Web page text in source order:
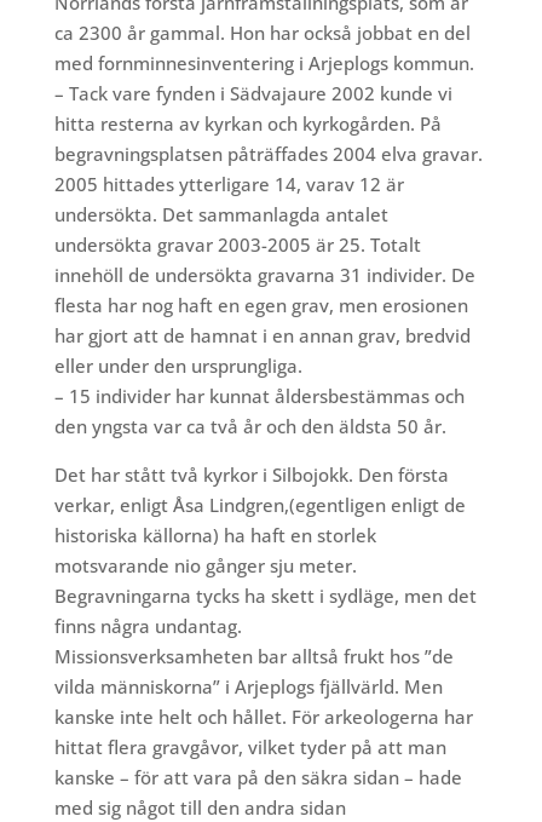
ca 2300 år gammal. Hon har också jobbat en del
med fornminnesinventering i Arjeplogs kommun.
– Tack vare fynden i Sädvajaure 2002 kunde vi
hitta resterna av kyrkan och kyrkogården. På
begravningsplatsen påträffades 2004 elva gravar.
2005 hittades ytterligare 14, varav 12 är
undersökta. Det sammanlagda antalet
undersökta gravar 2003-2005 är 25. Totalt
innehöll de undersökta gravarna 31 individer. De
flesta har nog haft en egen grav, men erosionen
har gjort att de hamnat i en annan grav, bredvid
eller under den ursprungliga.
– 15 individer har kunnat åldersbestämmas och
den yngsta var ca två år och den äldsta 50 år.
Det har stått två kyrkor i Silbojokk. Den första
verkar, enligt Åsa Lindgren,(egentligen enligt de
historiska källorna) ha haft en storlek
motsvarande nio gånger sju meter.
Begravningarna tycks ha skett i sydläge, men det
finns några undantag.
Missionsverksamheten bar alltså frukt hos ”de
vilda människorna” i Arjeplogs fjällvärld. Men
kanske inte helt och hållet. För arkeologerna har
hittat flera gravgåvor, vilket tyder på att man
kanske – för att vara på den säkra sidan – hade
med sig något till den andra sidan